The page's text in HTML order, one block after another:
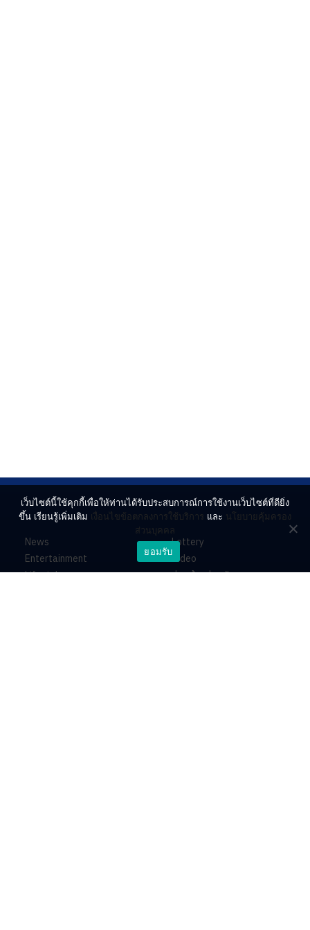
News
Entertainment
Lifestyle
Lottery
Video
ร่วมด้วยช่วยกัน
เว็บไซต์นี้ใช้คุกกี้เพื่อให้ท่านได้รับประสบการณ์การใช้งานเว็บไซต์ที่ดียิ่ง
ขึ้น เรียนรู้เพิ่มเติม เงื่อนไขข้อตกลงการใช้บริการ และ นโยบายคุ้มครอง
ส่วนบุคคล
ยอมรับ